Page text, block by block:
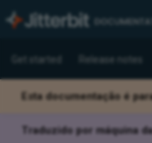
Get started Release notes
Esta documentação é
Traduzido por máquina